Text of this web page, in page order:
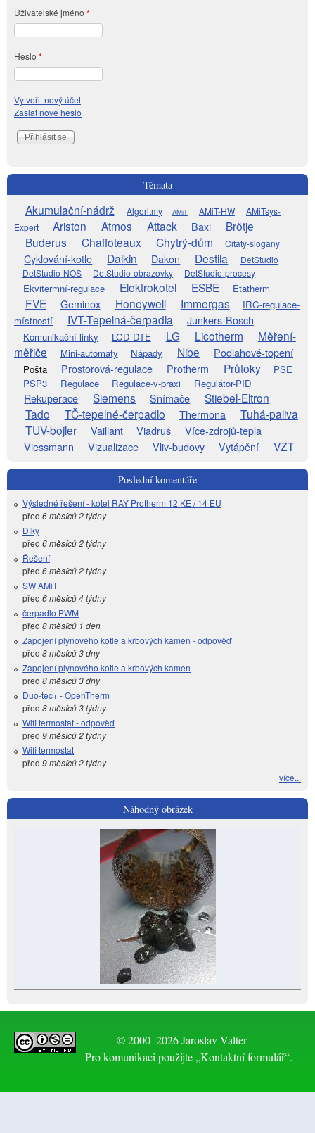
Uživatelské jméno *
Heslo *
Vytvořit nový účet
Zaslat nové heslo
Témata
Akumulační-nádrž Algoritmy AMiT AMiT-HW
AMiTsys-
Expert
Ariston Atmos Attack Baxi
Brötje
Buderus
Chaffoteaux Chytrý-dům Citáty-slogany
Cyklování-kotle Daikin Dakon Destila
DetStudio
DetStudio-NOS
DetStudio-obrazovky DetStudio-procesy
Ekvitermní-regulace Elektrokotel ESBE Etatherm
FVE Geminox Honeywell Immergas
IRC-regulace-
místností
IVT-Tepelná-čerpadla Junkers-Bosch
Komunikační-linky LCD-DTE LG Licotherm
Měření-
měřiče
Mini-automaty Nápady Nibe Podlahové-topení
Pošta Prostorová-regulace Protherm Průtoky
PSE
PSP3
Regulace Regulace-v-praxi Regulátor-PID
Rekuperace Siemens Snímače
Stiebel-Eltron
Tado
TČ-tepelné-čerpadlo Thermona
Tuhá-paliva
TUV-bojler
Vaillant Viadrus
Více-zdrojů-tepla
Viessmann
Vizualizace Vliv-budovy Vytápění VZT
Poslední komentáře
Výsledné řešení - kotel RAY Protherm 12 KE / 14 EU
před 6 měsíců 2 týdny
Díky
před 6 měsíců 2 týdny
Řešení
před 6 měsíců 2 týdny
SW AMiT
před 6 měsíců 4 týdny
čerpadlo PWM
před 8 měsíců 1 den
Zapojení plynového kotle a krbových kamen - odpověď
před 8 měsíců 3 dny
Zapojení plynového kotle a krbových kamen
před 8 měsíců 3 dny
Duo-tec+ - OpenTherm
před 8 měsíců 3 týdny
Wifi termostat - odpověď
před 9 měsíců 2 týdny
Wifi termostat
před 9 měsíců 2 týdny
více...
Náhodný obrázek
© 2000–2026 Jaroslav Valter
Pro komunikaci použijte „Kontaktní formulář“.